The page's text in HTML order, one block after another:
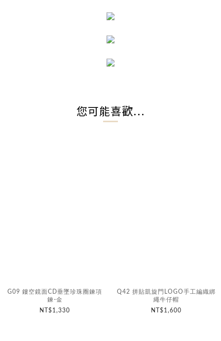
您可能喜歡...
G09 鏤空鏡面CD垂墜珍珠圈鍊項
鍊-金
NT$1,330
Q42 拼貼凱旋門LOGO手工編織綁
繩牛仔帽
NT$1,600